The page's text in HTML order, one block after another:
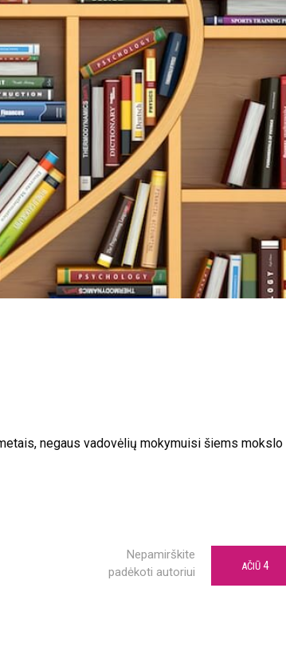
negaus vadovėlių mokymuisi šiems mokslo
Nepamirškite
padėkoti autoriui
AČIŪ 4